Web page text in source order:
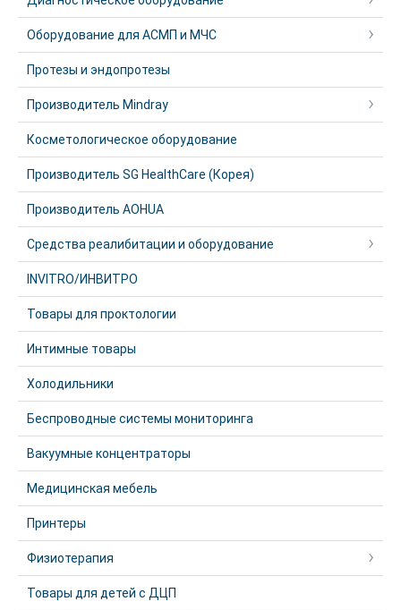
Оборудование для АСМП и МЧС
Протезы и эндопротезы
Производитель Mindray
Косметологическое оборудование
Производитель SG HealthCare (Корея)
Производитель AOHUA
Средства реалибитации и оборудование
INVITRO/ИНВИТРО
Товары для проктологии
Интимные товары
Холодильники
Беспроводные системы мониторинга
Вакуумные концентраторы
Медицинская мебель
Принтеры
Физиотерапия
Товары для детей с ДЦП